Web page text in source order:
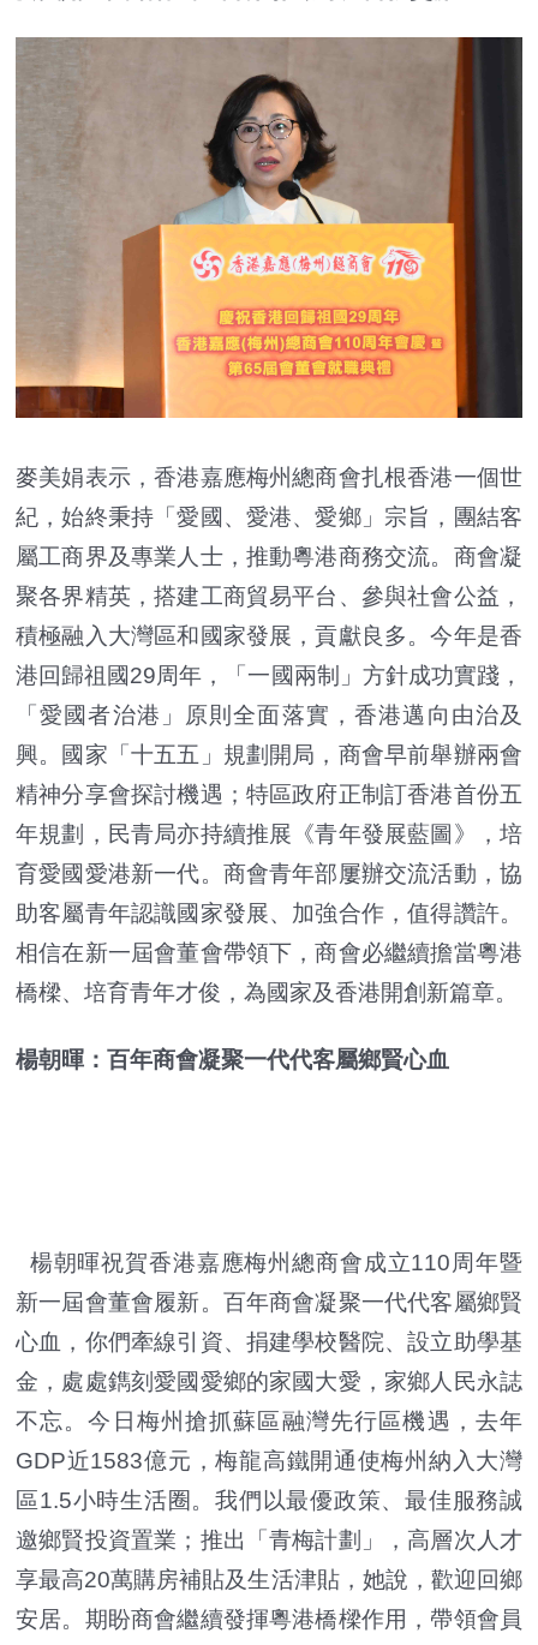
麥美娟表示，香港嘉應梅州總商會扎根香港一個世
紀，始終秉持「愛國、愛港、愛鄉」宗旨，團結客
屬工商界及專業人士，推動粵港商務交流。商會凝
聚各界精英，搭建工商貿易平台、參與社會公益，
積極融入大灣區和國家發展，貢獻良多。今年是香
港回歸祖國29周年，「一國兩制」方針成功實踐，
「愛國者治港」原則全面落實，香港邁向由治及
興。國家「十五五」規劃開局，商會早前舉辦兩會
精神分享會探討機遇；特區政府正制訂香港首份五
年規劃，民青局亦持續推展《青年發展藍圖》，培
育愛國愛港新一代。商會青年部屢辦交流活動，協
助客屬青年認識國家發展、加強合作，值得讚許。
相信在新一屆會董會帶領下，商會必繼續擔當粵港
橋樑、培育青年才俊，為國家及香港開創新篇章。
楊朝暉：百年商會凝聚一代代客屬鄉賢心血
楊朝暉祝賀香港嘉應梅州總商會成立110周年暨
新一屆會董會履新。百年商會凝聚一代代客屬鄉賢
心血，你們牽線引資、捐建學校醫院、設立助學基
金，處處鐫刻愛國愛鄉的家國大愛，家鄉人民永誌
不忘。今日梅州搶抓蘇區融灣先行區機遇，去年
GDP近1583億元，梅龍高鐵開通使梅州納入大灣
區1.5小時生活圈。我們以最優政策、最佳服務誠
邀鄉賢投資置業；推出「青梅計劃」，高層次人才
享最高20萬購房補貼及生活津貼，她說，歡迎回鄉
安居。期盼商會繼續發揮粵港橋樑作用，帶領會員